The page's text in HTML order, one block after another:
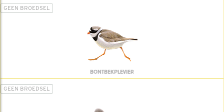
GEEN BROEDSEL
BONTBEKPLEVIER
GEEN BROEDSEL